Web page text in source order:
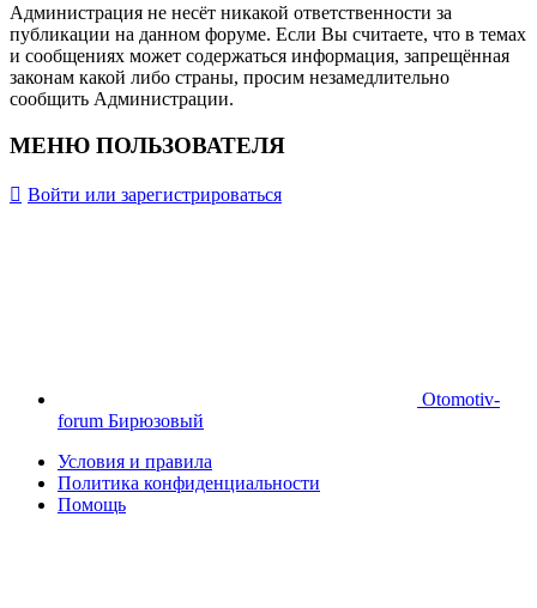
Администрация не несёт никакой ответственности за
публикации на данном форуме. Если Вы считаете, что в темах
и сообщениях может содержаться информация, запрещённая
законам какой либо страны, просим незамедлительно
сообщить Администрации.
МЕНЮ ПОЛЬЗОВАТЕЛЯ
Войти или зарегистрироваться
Otomotiv-
forum Бирюзовый
Условия и правила
Политика конфиденциальности
Помощь